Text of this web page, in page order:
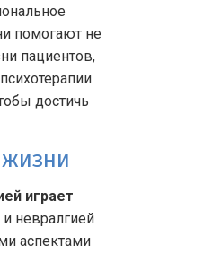
помогают не
пациентов,
достичь
играет
невралгией
аспектами